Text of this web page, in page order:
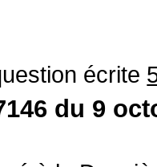
écrite
du 9